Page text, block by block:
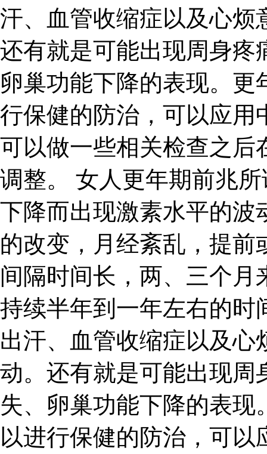
汗、血管收缩症以及心烦
还有就是可能出现周身疼
卵巢功能下降的表现。
行保健的防治，可以应用
可以做一些相关检查之后
调整。 女人更年期前兆
下降而出现激素水平的波
的改变，月经紊乱，提
间隔时间长，两、三个
持续半年到一年左右的时
出汗、血管收缩症以及
动。还有就是可能出现周
失、卵巢功能下降的表
以进行保健的防治，可